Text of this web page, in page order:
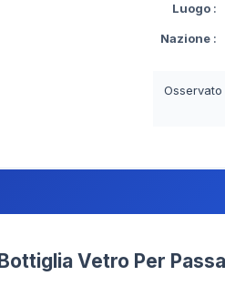
Luogo :
Nazione :
Bottiglia Vetro Per